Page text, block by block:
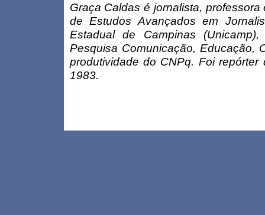
Graça Caldas é jornalista,
de Estudos Avançados em
Estadual de Campinas
Pesquisa Comunicação, Educação,
produtividade do CNPq. Foi
1983.